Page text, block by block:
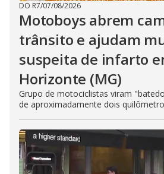
DO R7/07/08/2026
Motoboys abrem
trânsito e ajudam
suspeita de infarto
Horizonte (MG)
Grupo de motociclistas viram
de aproximadamente dois